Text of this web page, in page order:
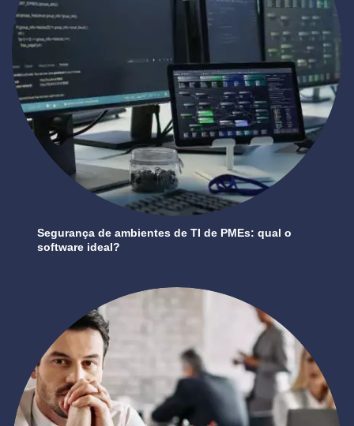
Segurança de ambientes de TI de PMEs: qual o
software ideal?